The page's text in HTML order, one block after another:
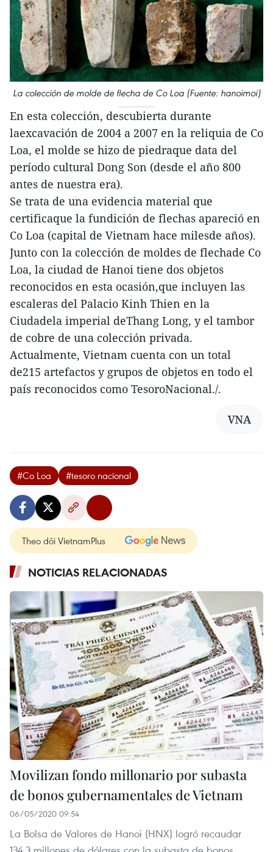
La colección de molde de flecha de Co Loa (Fuente: hanoimoi)
En esta colección, descubierta durante
laexcavación de 2004 a 2007 en la reliquia de Co
Loa, el molde se hizo de piedraque data del
período cultural Dong Son (desde el año 800
antes de nuestra era).
Se trata de una evidencia material que
certificaque la fundición de flechas apareció en
Co Loa (capital de Vietnam hace milesde años).
Junto con la colección de moldes de flechade Co
Loa, la ciudad de Hanoi tiene dos objetos
reconocidos en esta ocasión,que incluyen las
escaleras del Palacio Kinh Thien en la
Ciudadela imperial deThang Long, y el tambor
de cobre de una colección privada.
Actualmente, Vietnam cuenta con un total
de215 artefactos y grupos de objetos en todo el
país reconocidos como TesoroNacional./.
VNA
#Co Loa #tesoro nacional
Theo dõi VietnamPlus
NOTICIAS RELACIONADAS
Movilizan fondo millonario por subasta
de bonos gubernamentales de Vietnam
06/05/2020 09:54
La Bolsa de Valores de Hanoi (HNX) logró recaudar